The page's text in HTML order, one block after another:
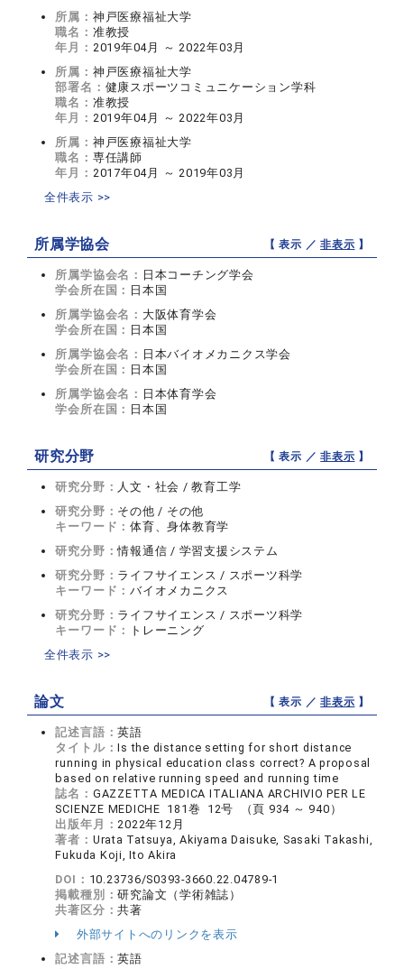
所属： 神戸医療福祉大学
職名： 准教授
年月： 2019年04月 ～ 2022年03月
所属： 神戸医療福祉大学
部署名： 健康スポーツコミュニケーション学科
職名： 准教授
年月： 2019年04月 ～ 2022年03月
所属： 神戸医療福祉大学
職名： 専任講師
年月： 2017年04月 ～ 2019年03月
全件表示 >>
所属学協会 【 表示 ／非表示 】
所属学協会名： 日本コーチング学会
学会所在国： 日本国
所属学協会名： 大阪体育学会
学会所在国： 日本国
所属学協会名： 日本バイオメカニクス学会
学会所在国： 日本国
所属学協会名： 日本体育学会
学会所在国： 日本国
研究分野 【 表示 ／非表示 】
研究分野： 人文・社会 / 教育工学
研究分野： その他 / その他
キーワード：体育、身体教育学
研究分野：情報通信 / 学習支援システム
研究分野： ライフサイエンス / スポーツ科学
キーワード：バイオメカニクス
研究分野： ライフサイエンス / スポーツ科学
キーワード：
トレーニング
全件表示 >>
論文 【 表示 ／非表示 】
記述言語：英語
タイトル：Is the distance setting for short distance
running in physical education class correct? A proposal
based on relative running speed and running time
誌名： GAZZETTA MEDICA ITALIANA ARCHIVIO PER LE
SCIENZE MEDICHE 181巻 12号 （頁 934 ～ 940）
出版年月：2022年12月
著者： Urata Tatsuya, Akiyama Daisuke, Sasaki Takashi,
Fukuda Koji, Ito Akira
DOI： 10.23736/S0393-3660.22.04789-1
掲載種別：研究論文（学術雑誌）
共著区分：共著
外部サイトへのリンクを表示
記述言語：英語